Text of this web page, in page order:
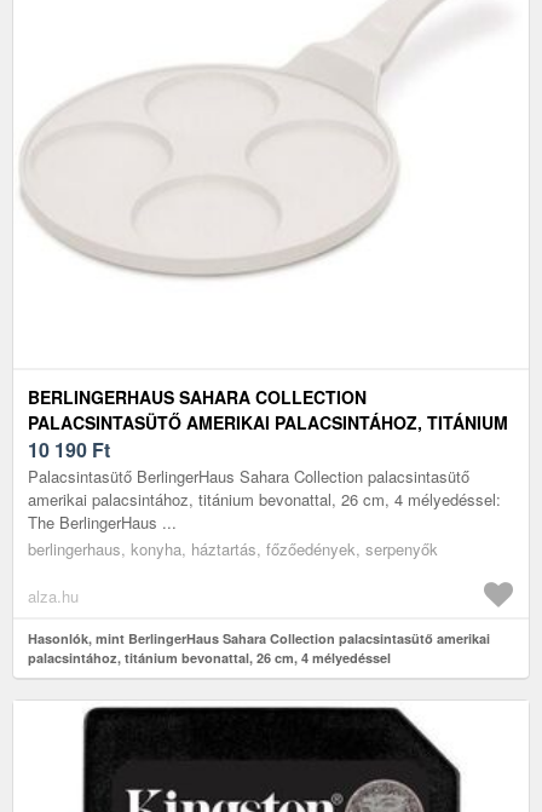
BERLINGERHAUS SAHARA COLLECTION
PALACSINTASÜTŐ AMERIKAI PALACSINTÁHOZ, TITÁNIUM
BEVONATTAL, 26 CM, 4 MÉLYEDÉSSEL
10 190 Ft
Palacsintasütő BerlingerHaus Sahara Collection palacsintasütő
amerikai palacsintához, titánium bevonattal, 26 cm, 4 mélyedéssel:
The BerlingerHaus ...
berlingerhaus, konyha, háztartás, főzőedények, serpenyők
alza.hu
Hasonlók, mint BerlingerHaus Sahara Collection palacsintasütő amerikai
palacsintához, titánium bevonattal, 26 cm, 4 mélyedéssel